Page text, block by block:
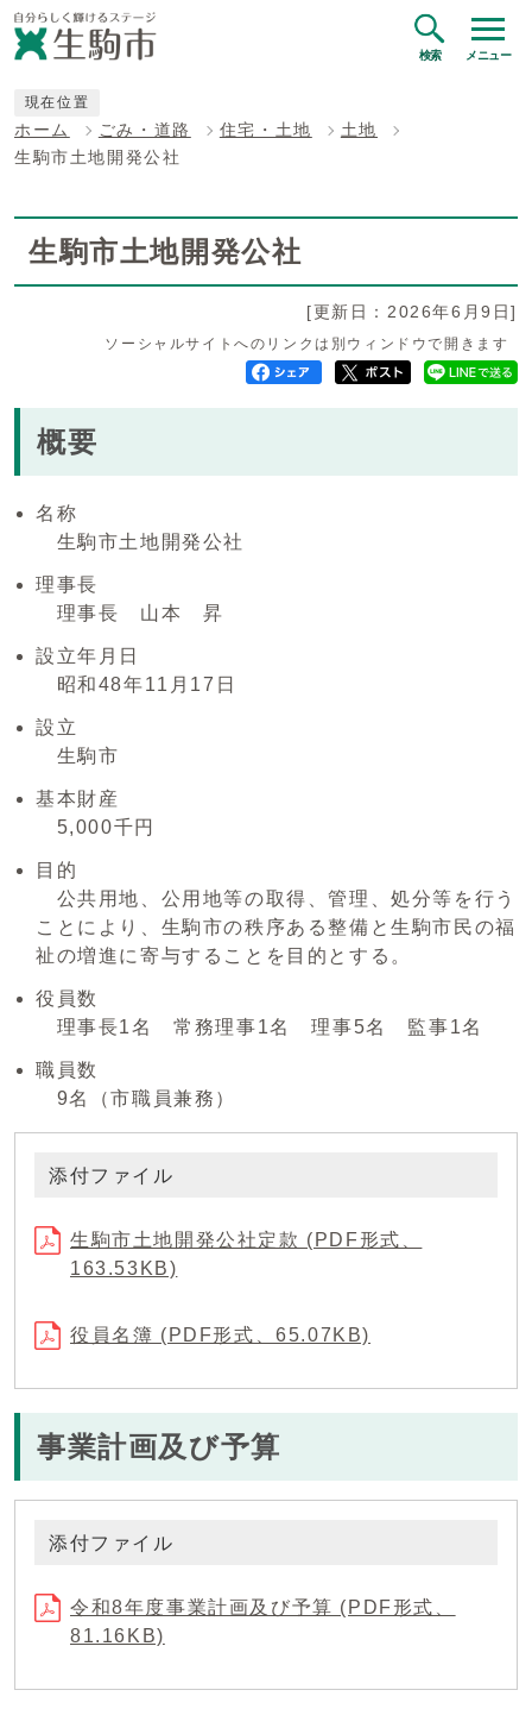
検索 メニュー
現在位置
ホーム ごみ・道路 住宅・土地
土地
生駒市土地開発公社
生駒市土地開発公社
[更新日：2026年6月9日]
ソーシャルサイトへのリンクは別ウィンドウで開きます
概要
名称
生駒市土地開発公社
理事長
理事長 山本 昇
設立年月日
昭和48年11月17日
設立
生駒市
基本財産
5,000千円
目的
公共用地、公用地等の取得、管理、処分等を行う
ことにより、生駒市の秩序ある整備と生駒市民の福
祉の増進に寄与することを目的とする。
役員数
理事長1名 常務理事1名 理事5名 監事1名
職員数
9名（市職員兼務）
添付ファイル
生駒市土地開発公社定款 (PDF形式、
163.53KB)
役員名簿 (PDF形式、65.07KB)
事業計画及び予算
添付ファイル
令和8年度事業計画及び予算 (PDF形式、
81.16KB)